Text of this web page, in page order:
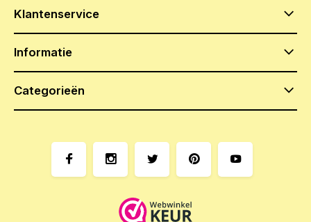
Klantenservice
Informatie
Categorieën